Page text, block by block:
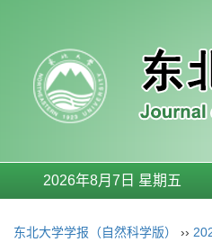
2026年8月7日 星期五
东北大学学报（自然科学版） ››